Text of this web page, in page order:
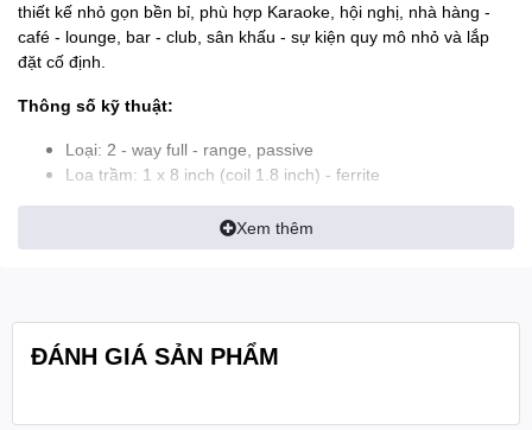
thiết kế nhỏ gọn bền bỉ, phù hợp Karaoke, hội nghị, nhà hàng -
café - lounge, bar - club, sân khấu - sự kiện quy mô nhỏ và lắp
đặt cố định.
Thông số kỹ thuật:
Loại: 2 - way full - range, passive
Loa trầm: 1 x 8 inch (coil 1.8 inch) - ferrite
Dải tần đáp ứng (-10 dB): 55Hz - 18kHz
Công suất: 400W Program
Góc phủ: 90° (ngang) x 90° (dọc)
Kết nối: 2 x Speakon NL4
Kích thước (R x C x S): 280 x 460 x 330 mm
Xem thêm
ĐÁNH GIÁ SẢN PHẨM